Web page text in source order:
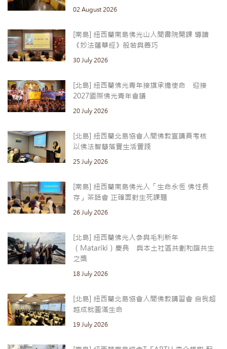
02 August 2026
[南島] 紐西蘭南島佛光山人間書院開課 導讀
《妙法蓮華經》般若與善巧
30 July 2026
[北島] 紐西蘭佛光青年接旗承擔使命 迎接
2027國際佛光青年會議
20 July 2026
[北島] 紐西蘭北島協會人間佛教宣講員考核
以佛法智慧落實生活實踐
25 July 2026
[南島] 紐西蘭南島佛光人「生命永恆 佛性長
存」茶話會 正確面對生死課題
26 July 2026
[北島] 紐西蘭佛光人參與毛利新年
（Matariki）慶典 與本土社區共劃和諧共生
之槳
18 July 2026
[北島] 紐西蘭北島協會人間佛教講習會 自我超
越成就圓滿生命
19 July 2026